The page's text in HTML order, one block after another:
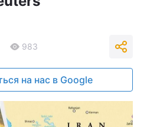
983
на нас в Google